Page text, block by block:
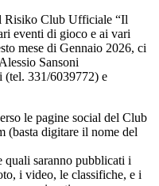
Risiko Club Ufficiale “Il
eventi di gioco e ai vari
mese di Gennaio 2026, ci
Sansoni
331/6039772) e
le pagine social del Club
(basta digitare il nome del
saranno pubblicati i
i video, le classifiche, e i